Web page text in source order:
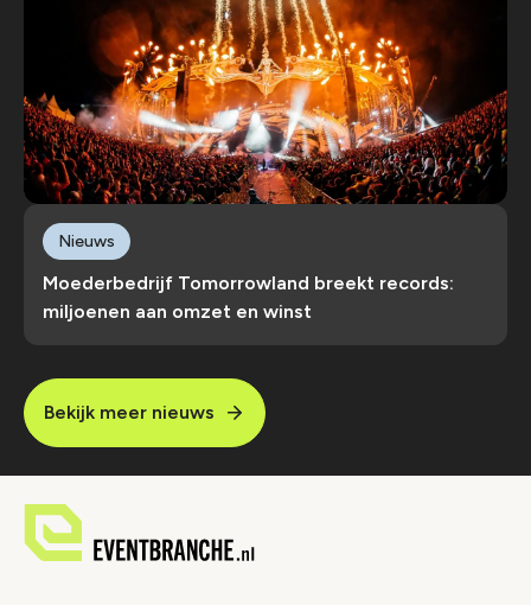
Moederbedrijf Tomorrowland breekt records:
miljoenen aan omzet en winst
Nieuws
Bekijk meer nieuws